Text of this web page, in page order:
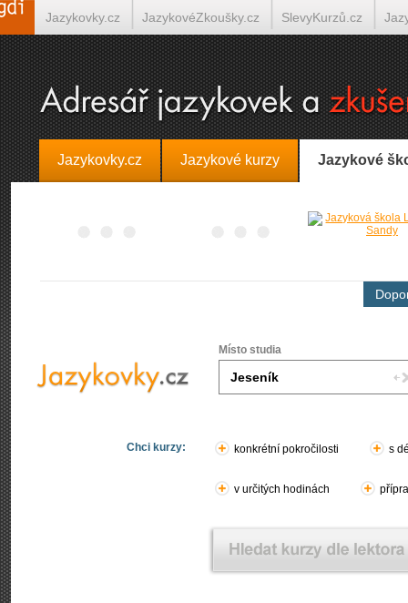
Jazykovky.cz Jazykové kurzy Jazykové
Místo studia
Chci kurzy: konkrétní pokročilosti s
v určitých hodinách
Jazykovky.cz JazykovéZkoušky.cz SlevyKurzů.cz
Španělština on-line Italština on-line Tlumočení-